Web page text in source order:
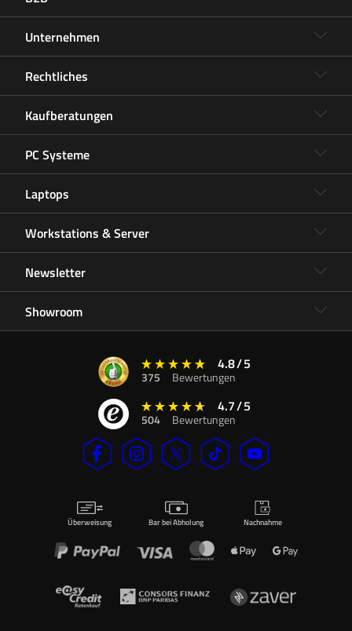
Unternehmen
Rechtliches
Kaufberatungen
PC Systeme
Laptops
Workstations & Server
Newsletter
Showroom
4.8/5
375 Bewertungen
4.7/5
504 Bewertungen
Überweisung Bar bei Abholung Nachnahme